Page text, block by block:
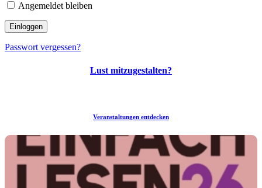
Angemeldet bleiben
Passwort vergessen?
Lust mitzugestalten?
Veranstaltungen entdecken